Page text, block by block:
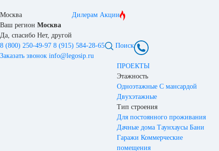
Москва
Ваш регион Москва
Да, спасибо Нет, другой
Дилерам Акции
8 (800) 250-49-97 8 (915) 584-28-65
Заказать звонок info@legosip.ru
Поиск
ПРОЕКТЫ
Этажность
Одноэтажные С мансардой
Двухэтажные
Тип строения
Для постоянного проживания
Дачные дома Таунхаусы Бани
Гаражи Коммерческие
помещения